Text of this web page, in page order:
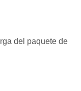
del paquete de